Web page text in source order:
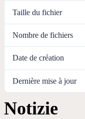
Taille du fichier
Nombre de fichiers
Date de création
Dernière mise à jour
Notizie